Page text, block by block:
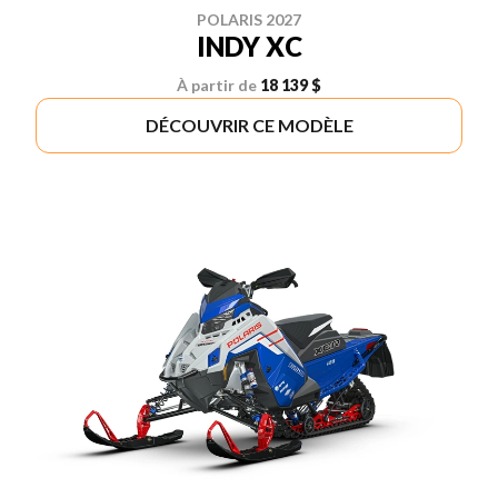
POLARIS 2027
INDY XC
À partir de 18 139 $
DÉCOUVRIR CE MODÈLE